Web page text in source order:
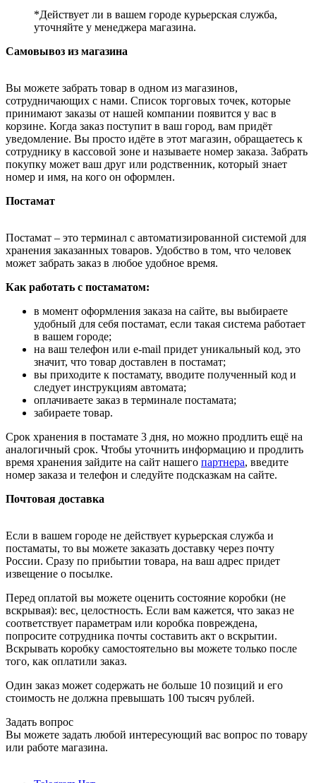
*Действует ли в вашем городе курьерская служба,
уточняйте у менеджера магазина.
Самовывоз из магазина
Вы можете забрать товар в одном из магазинов,
сотрудничающих с нами. Список торговых точек, которые
принимают заказы от нашей компании появится у вас в
корзине. Когда заказ поступит в ваш город, вам придёт
уведомление. Вы просто идёте в этот магазин, обращаетесь к
сотруднику в кассовой зоне и называете номер заказа. Забрать
покупку может ваш друг или родственник, который знает
номер и имя, на кого он оформлен.
Постамат
Постамат – это терминал с автоматизированной системой для
хранения заказанных товаров. Удобство в том, что человек
может забрать заказ в любое удобное время.
Как работать с постаматом:
в момент оформления заказа на сайте, вы выбираете
удобный для себя постамат, если такая система работает
в вашем городе;
на ваш телефон или e-mail придет уникальный код, это
значит, что товар доставлен в постамат;
вы приходите к постамату, вводите полученный код и
следует инструкциям автомата;
оплачиваете заказ в терминале постамата;
забираете товар.
Срок хранения в постамате 3 дня, но можно продлить ещё на
аналогичный срок. Чтобы уточнить информацию и продлить
время хранения зайдите на сайт нашего партнера, введите
номер заказа и телефон и следуйте подсказкам на сайте.
Почтовая доставка
Если в вашем городе не действует курьерская служба и
постаматы, то вы можете заказать доставку через почту
России. Сразу по прибытии товара, на ваш адрес придет
извещение о посылке.
Перед оплатой вы можете оценить состояние коробки (не
вскрывая): вес, целостность. Если вам кажется, что заказ не
соответствует параметрам или коробка повреждена,
попросите сотрудника почты составить акт о вскрытии.
Вскрывать коробку самостоятельно вы можете только после
того, как оплатили заказ.
Один заказ может содержать не больше 10 позиций и его
стоимость не должна превышать 100 тысяч рублей.
Задать вопрос
Вы можете задать любой интересующий вас вопрос по товару
или работе магазина.